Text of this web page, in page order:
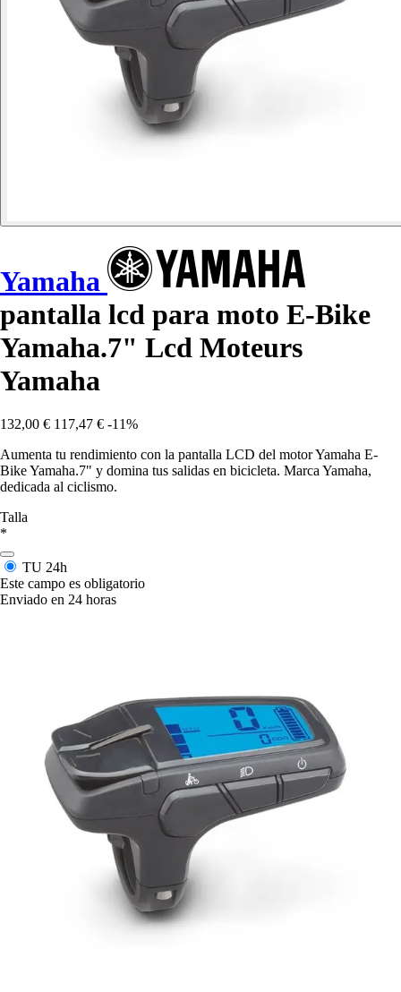
Yamaha
pantalla lcd para moto E-Bike
Yamaha.7" Lcd Moteurs
Yamaha
132,00 € 117,47 € -11%
Aumenta tu rendimiento con la pantalla LCD del motor Yamaha E-
Bike Yamaha.7" y domina tus salidas en bicicleta. Marca Yamaha,
dedicada al ciclismo.
Talla
*
TU 24h
Este campo es obligatorio
Enviado en 24 horas